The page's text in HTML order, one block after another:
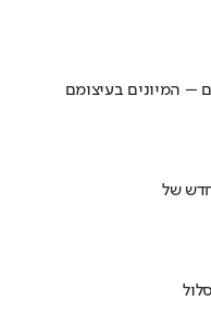
– המיונים בעיצומם